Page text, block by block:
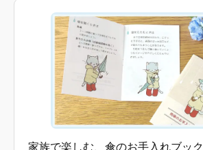
家族で楽しむ、傘のお手入れブック